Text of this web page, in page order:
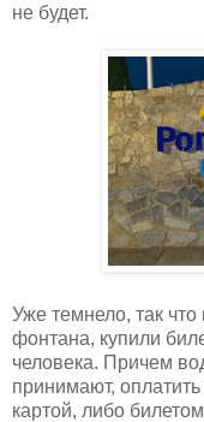
не будет.
Уже темнело, так
фонтана, купили
человека. Причем
принимают,
картой, либо